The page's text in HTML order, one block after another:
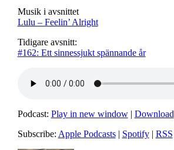
Musik i avsnittet
Lulu – Feelin’ Alright
Tidigare avsnitt:
#162: Ett sinnessjukt spännande år
Podcast: Play in new window| Download
Subscribe: Apple Podcasts| Spotify| RSS